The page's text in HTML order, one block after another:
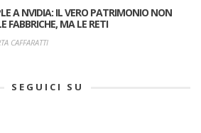
A NVIDIA: IL VERO PATRIMONIO NON
FABBRICHE, MA LE RETI
CAFFARATTI
SEGUICI SU